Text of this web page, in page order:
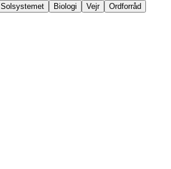
Solsystemet Biologi Vejr
Ordforråd